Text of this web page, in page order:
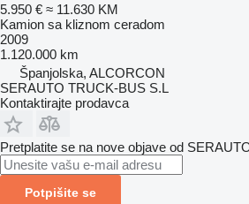
5.950 € ≈ 11.630 KM
Kamion sa kliznom ceradom
2009
1.120.000 km
Španjolska, ALCORCON
SERAUTO TRUCK-BUS S.L
Kontaktirajte prodavca
Pretplatite se na nove objave od
Potpišite se